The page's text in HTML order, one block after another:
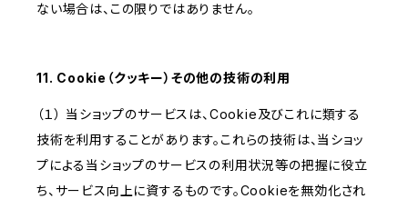
ない場合は、この限りではありません。
11. Cookie（クッキー）その他の技術の利用
（１） 当ショップのサービスは、Cookie及びこれに類する
技術を利用することがあります。これらの技術は、当ショッ
プによる当ショップのサービスの利用状況等の把握に役立
ち、サービス向上に資するものです。Cookieを無効化され